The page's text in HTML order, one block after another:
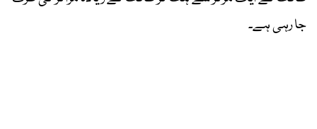
جا رہی ہے۔